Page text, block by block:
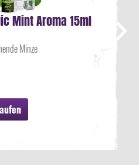
Mint Aroma 15ml
Minze